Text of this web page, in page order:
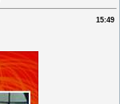
15:49